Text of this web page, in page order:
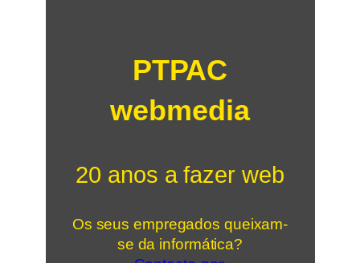
PTPAC
webmedia
20 anos a fazer web
Os seus empregados queixam-
se da informática?